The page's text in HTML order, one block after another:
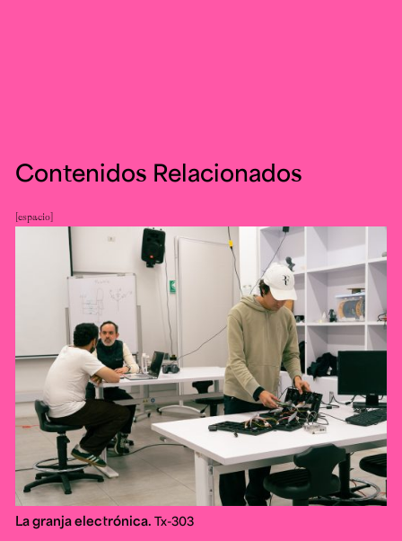
Contenidos Relacionados
espacio
La granja electrónica. Tx-303